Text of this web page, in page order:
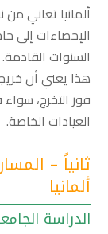
ألمانيا تعاني
السنوات القادمة.
هذا يعني أن
فور التخرج،
العيادات الخاصة.
ثانياً –
ألمانيا
الدراسة